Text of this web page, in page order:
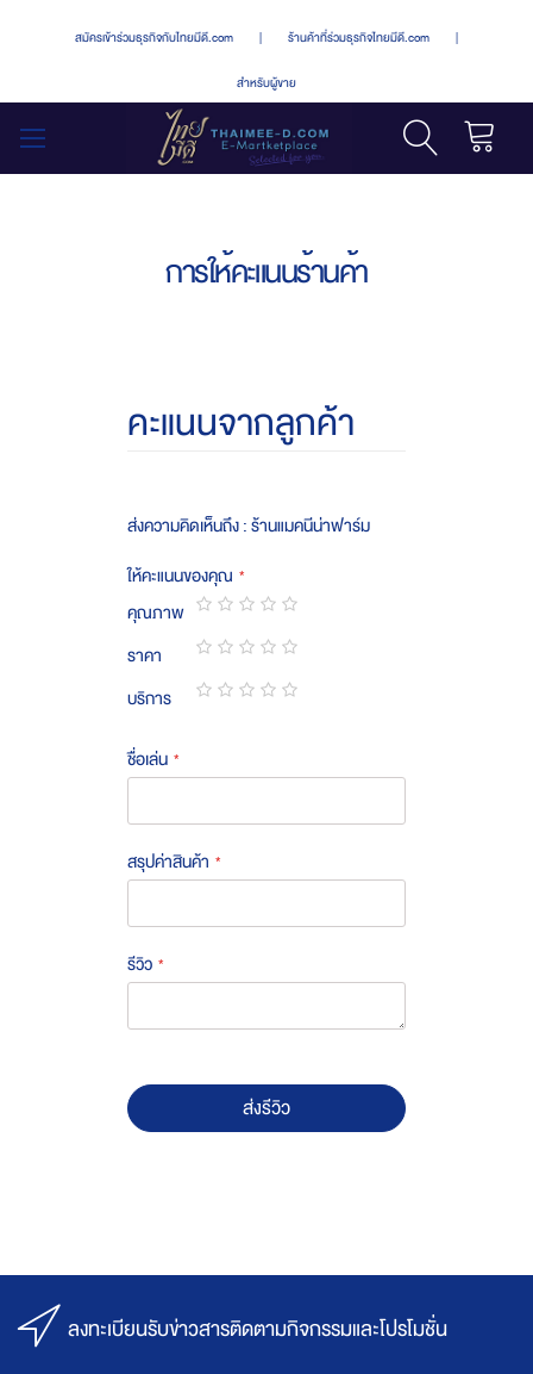
สมัครเข้าร่วมธุรกิจกับไทยมีดี.com | ร้านค้าที่ร่วมธุรกิจไทยมีดี.com |
สำหรับผู้ขาย
การให้คะแนนร้านค้า
คะแนนจากลูกค้า
ส่งความคิดเห็นถึง : ร้านแมคนีน่าฟาร์ม
ให้คะแนนของคุณ
คุณภาพ
1
star
2
stars
3
stars
4
stars
5
stars
ราคา
1
star
2
stars
3
stars
4
stars
5
stars
บริการ
ชื่อเล่น
สรุปค่าสินค้า
รีวิว
ส่งรีวิว
ลงทะเบียนรับข่าวสารติดตามกิจกรรมและโปรโมชั่น